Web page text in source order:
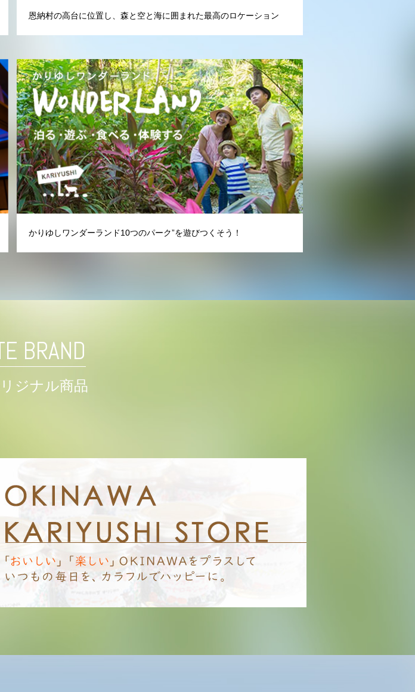
恩納村の高台に位置し、森と空と海に囲まれた最高のロケーション
かりゆしワンダーランド10つのパーク”を遊びつくそう！
BRAND
ジナル商品